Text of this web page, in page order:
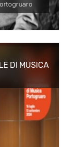
DI MUSICA